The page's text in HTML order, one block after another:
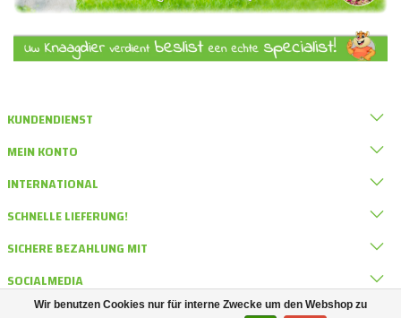
KUNDENDIENST
MEIN KONTO
INTERNATIONAL
SCHNELLE LIEFERUNG!
SICHERE BEZAHLUNG MIT
SOCIALMEDIA
Wir benutzen Cookies nur für interne Zwecke um den Webshop zu